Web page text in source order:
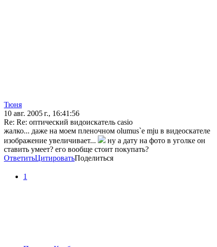
Тюня
10 авг. 2005 г., 16:41:56
Re: Re: оптический видоискатель casio
жалко... даже на моем пленочном olumus`e mju в видеоскателе
изображение увеличивает...
ну а дату на фото в уголке он
ставить умеет? его вообще стоит покупать?
ОтветитьЦитироватьПоделиться
1